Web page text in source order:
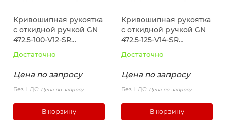
Кривошипная рукоятка
с откидной ручкой GN
472.5-100-V12-SR
Достаточно
Цена по запросу
Без НДС: Цена по запросу
В корзину
Кривошипная рукоятка
с откидной ручкой GN
472.5-125-V14-SR
Достаточно
Цена по запросу
Без НДС: Цена по запросу
В корзину